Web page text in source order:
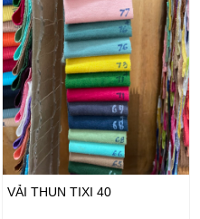
VẢI THUN TIXI 40